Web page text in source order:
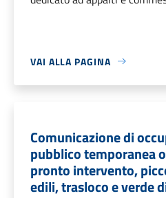
VAI ALLA PAGINA
Comunicazione di
pubblico temporanea
pronto intervento,
edili, trasloco e verde